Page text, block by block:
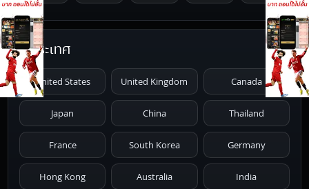
1996 1995 1994 1993 1992
1991 1987
1986 1985 1984 1983 1982
1981 1980 1979 1978 1977
1976 1975 1974 1973 1972
ประเทศ
United States United Kingdom Canada
Japan China Thailand
France South Korea Germany
Hong Kong Australia India